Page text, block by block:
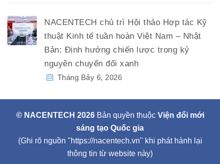
NACENTECH chủ trì Hội thảo Hợp tác Kỹ
thuật Kinh tế tuần hoàn Việt Nam – Nhật
Bản: Định hướng chiến lược trong kỷ
nguyên chuyển đổi xanh
Tháng Bảy 6, 2026
© NACENTECH 2026Bản quyền thuộc Viện đổi mới
sáng tạo Quốc gia
(Ghi rõ nguồn "https://nacentech.vn" khi phát hành lại
thông tin từ website này)